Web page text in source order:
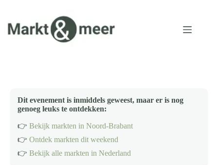
inhoud
Dit evenement is inmiddels geweest, maar er is nog
genoeg leuks te ontdekken:
👉 Bekijk markten in Noord-Brabant
👉 Ontdek markten dit weekend
👉 Bekijk alle markten in Nederland